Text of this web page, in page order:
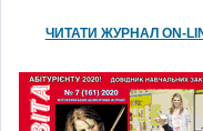
ЧИТАТИ ЖУРНАЛ ON-